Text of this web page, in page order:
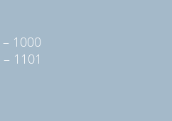
1000
1101